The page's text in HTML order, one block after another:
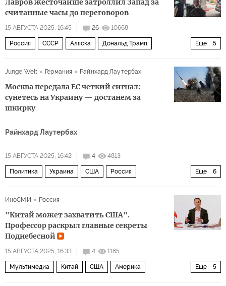
машиностроение АвтоВАЗ автомобили автопром
автомобиль
Лавров жесточайше затроллил Запад за
считанные часы до переговоров
15 АВГУСТА 2025, 16:45 26 10668
Еще 5
Россия СССР Аляска Дональд Трамп
Junge Welt Германия Райнхард Лаутербах
Москва передала ЕС четкий сигнал:
сунетесь на Украину — достанем за
шкирку
Райнхард Лаутербах
15 АВГУСТА 2025, 16:42 4 4813
Еще 6
Политика Украина США Россия
ИноСМИ Россия
"Китай может захватить США".
Профессор раскрыл главные секреты
Поднебесной
15 АВГУСТА 2025, 16:33 4 1185
Еще 5
Мультимедиа Китай США Америка